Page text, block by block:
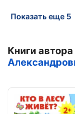
Показать еще 5
Книги автора